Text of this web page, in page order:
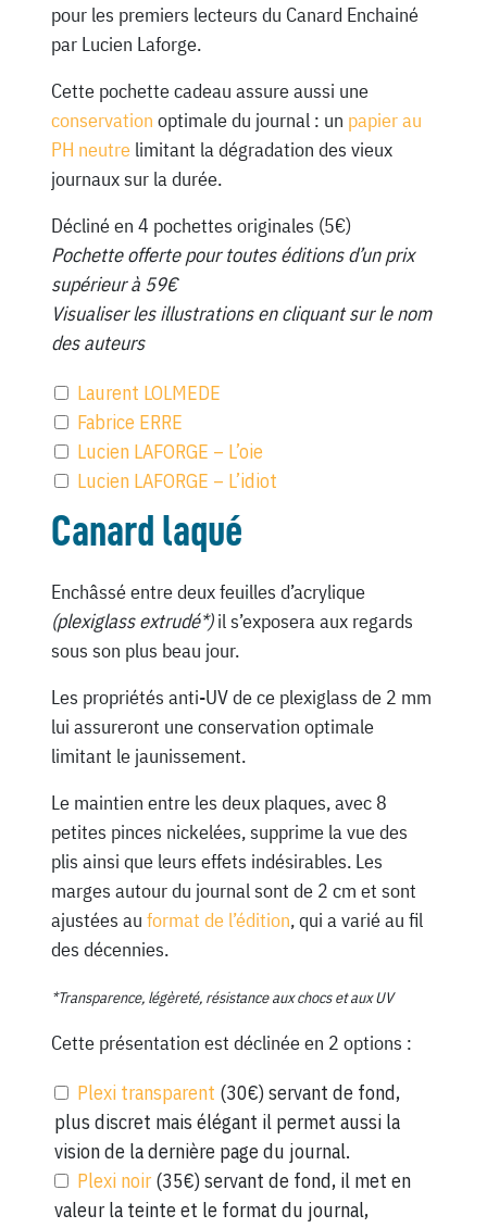
pour les premiers lecteurs du Canard Enchainé
par Lucien Laforge.
Cette pochette cadeau assure aussi une
conservation optimale du journal : un papier au
PH neutrelimitant la dégradation des vieux
journaux sur la durée.
Décliné en 4 pochettes originales (5€)
Pochette offerte pour toutes éditions d’un prix
supérieur à 59€
Visualiser les illustrations en cliquant sur le nom
des auteurs
Laurent LOLMEDE
Fabrice ERRE
Lucien LAFORGE – L’oie
Lucien LAFORGE – L’idiot
Canard laqué
Enchâssé entre deux feuilles d’acrylique
(plexiglass extrudé*)il s’exposera aux regards
sous son plus beau jour.
Les propriétés anti-UV de ce plexiglass de 2 mm
lui assureront une conservation optimale
limitant le jaunissement.
Le maintien entre les deux plaques, avec 8
petites pinces nickelées, supprime la vue des
plis ainsi que leurs effets indésirables. Les
marges autour du journal sont de 2 cm et sont
ajustées au format de l’édition, qui a varié au fil
des décennies.
*Transparence, légèreté, résistance aux chocs et aux UV
Cette présentation est déclinée en 2 options :
Plexi transparent (30€) servant de fond,
plus discret mais élégant il permet aussi la
vision de la dernière page du journal.
Plexi noir (35€) servant de fond, il met en
valeur la teinte et le format du journal,